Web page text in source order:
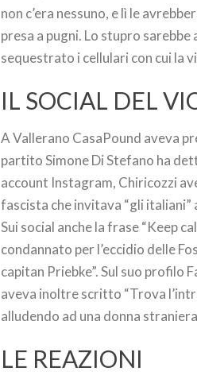
non c’era nessuno, e lì le
presa a pugni. Lo stupro
sequestrato i cellulari con cui la
IL SOCIAL DEL
A Vallerano CasaPound aveva
partito Simone Di Stefano ha
account Instagram, Chiricozzi
fascista che invitava “gli
Sui social anche la frase “Keep
condannato per l’eccidio delle
capitan Priebke”. Sul suo profilo
aveva inoltre scritto “Trova
alludendo ad una donna
LE REAZIONI